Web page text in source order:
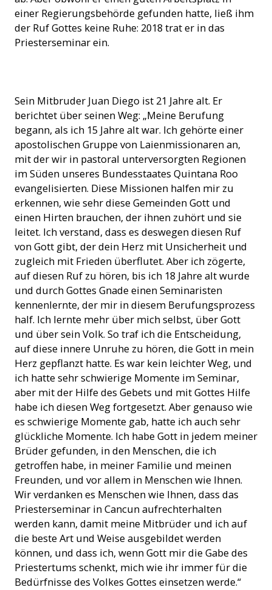
einer Regierungsbehörde gefunden hatte, ließ ihm
der Ruf Gottes keine Ruhe: 2018 trat er in das
Priesterseminar ein.
Sein Mitbruder Juan Diego ist 21 Jahre alt. Er
berichtet über seinen Weg: „Meine Berufung
begann, als ich 15 Jahre alt war. Ich gehörte einer
apostolischen Gruppe von Laienmissionaren an,
mit der wir in pastoral unterversorgten Regionen
im Süden unseres Bundesstaates Quintana Roo
evangelisierten. Diese Missionen halfen mir zu
erkennen, wie sehr diese Gemeinden Gott und
einen Hirten brauchen, der ihnen zuhört und sie
leitet. Ich verstand, dass es deswegen diesen Ruf
von Gott gibt, der dein Herz mit Unsicherheit und
zugleich mit Frieden überflutet. Aber ich zögerte,
auf diesen Ruf zu hören, bis ich 18 Jahre alt wurde
und durch Gottes Gnade einen Seminaristen
kennenlernte, der mir in diesem Berufungsprozess
half. Ich lernte mehr über mich selbst, über Gott
und über sein Volk. So traf ich die Entscheidung,
auf diese innere Unruhe zu hören, die Gott in mein
Herz gepflanzt hatte. Es war kein leichter Weg, und
ich hatte sehr schwierige Momente im Seminar,
aber mit der Hilfe des Gebets und mit Gottes Hilfe
habe ich diesen Weg fortgesetzt. Aber genauso wie
es schwierige Momente gab, hatte ich auch sehr
glückliche Momente. Ich habe Gott in jedem meiner
Brüder gefunden, in den Menschen, die ich
getroffen habe, in meiner Familie und meinen
Freunden, und vor allem in Menschen wie Ihnen.
Wir verdanken es Menschen wie Ihnen, dass das
Priesterseminar in Cancun aufrechterhalten
werden kann, damit meine Mitbrüder und ich auf
die beste Art und Weise ausgebildet werden
können, und dass ich, wenn Gott mir die Gabe des
Priestertums schenkt, mich wie ihr immer für die
Bedürfnisse des Volkes Gottes einsetzen werde.“